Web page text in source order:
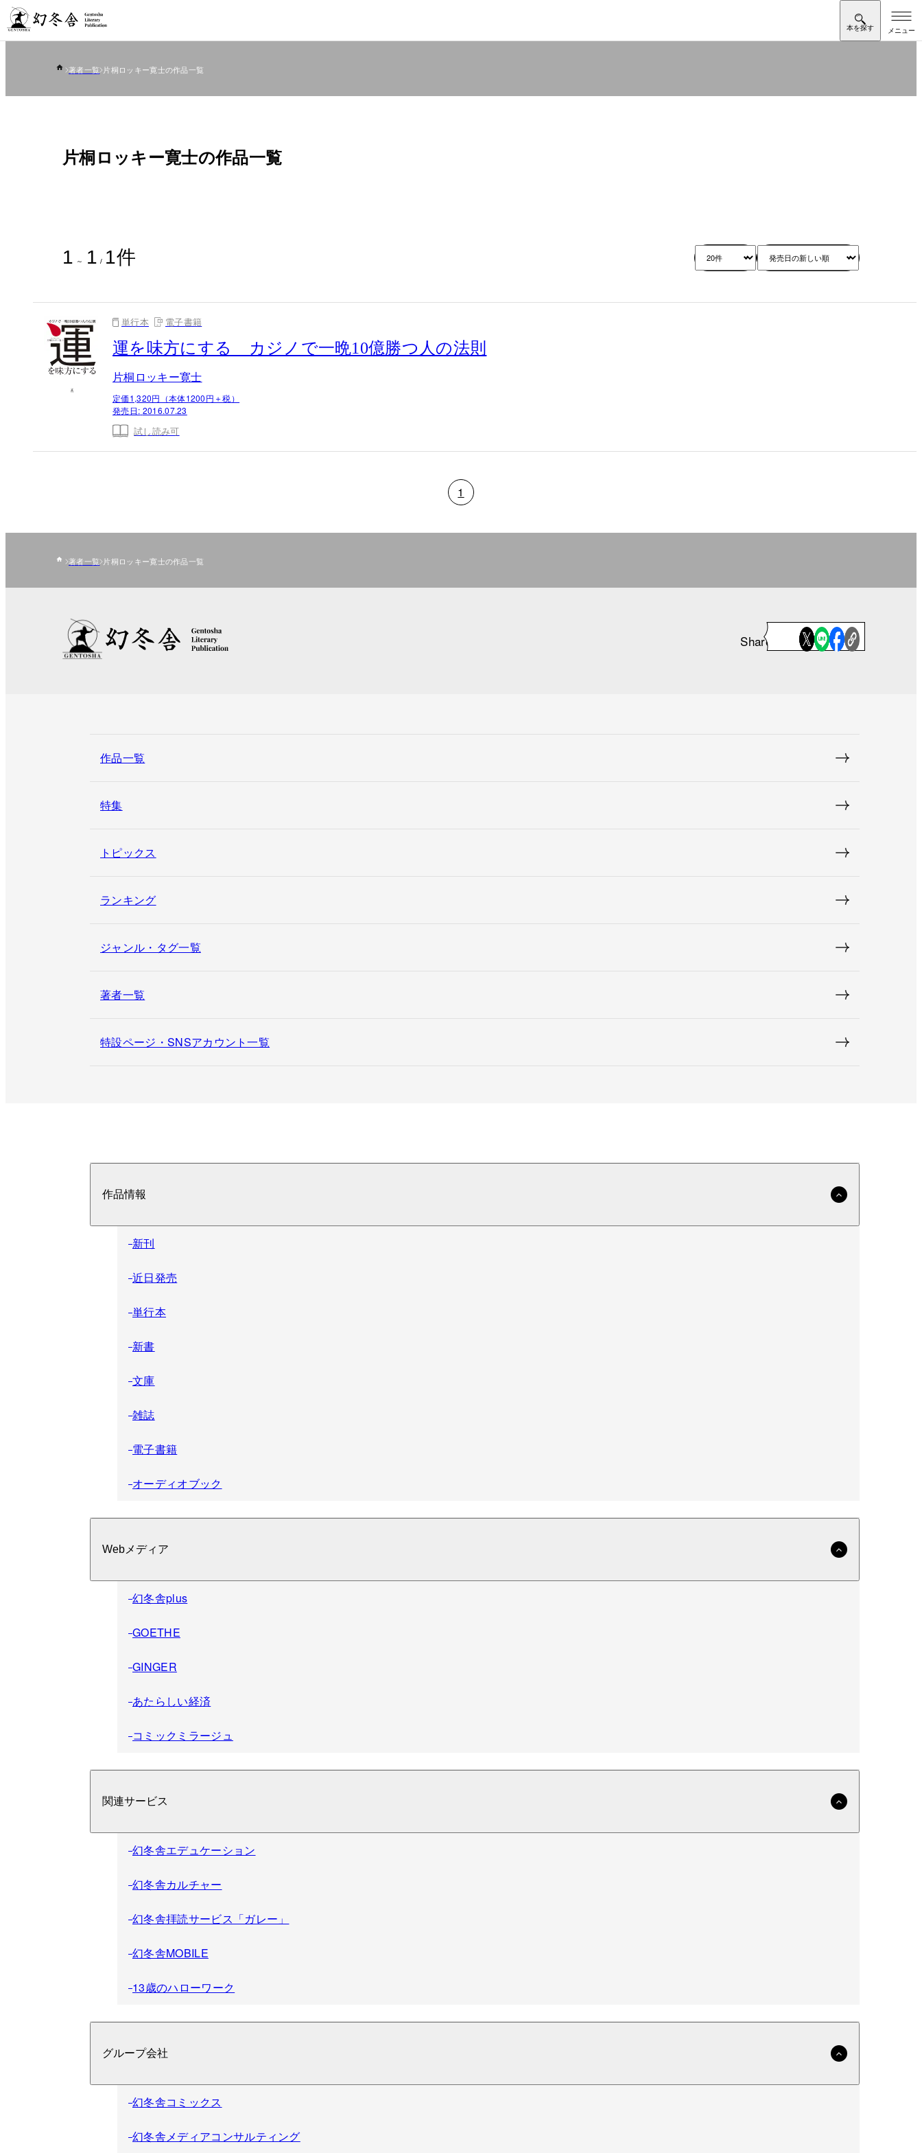
著者一覧 片桐ロッキー寛士の作品一覧
片桐ロッキー寛士の作品一覧
1 ～ 1 / 1件
単行本 電子書籍
運を味方にする カジノで一晩10億勝つ人の法則
片桐ロッキー寛士
定価1,320円（本体1200円＋税）
発売日: 2016.07.23
試し読み可
1
著者一覧 片桐ロッキー寛士の作品一覧
Share
作品一覧
特集
トピックス
ランキング
ジャンル・タグ一覧
著者一覧
特設ページ・SNSアカウント一覧
作品情報
新刊
近日発売
単行本
新書
文庫
雑誌
電子書籍
オーディオブック
Webメディア
幻冬舎plus
GOETHE
GINGER
あたらしい経済
コミックミラージュ
関連サービス
幻冬舎エデュケーション
幻冬舎カルチャー
幻冬舎拝読サービス「ガレー」
幻冬舎MOBILE
13歳のハローワーク
グループ会社
幻冬舎コミックス
幻冬舎メディアコンサルティング